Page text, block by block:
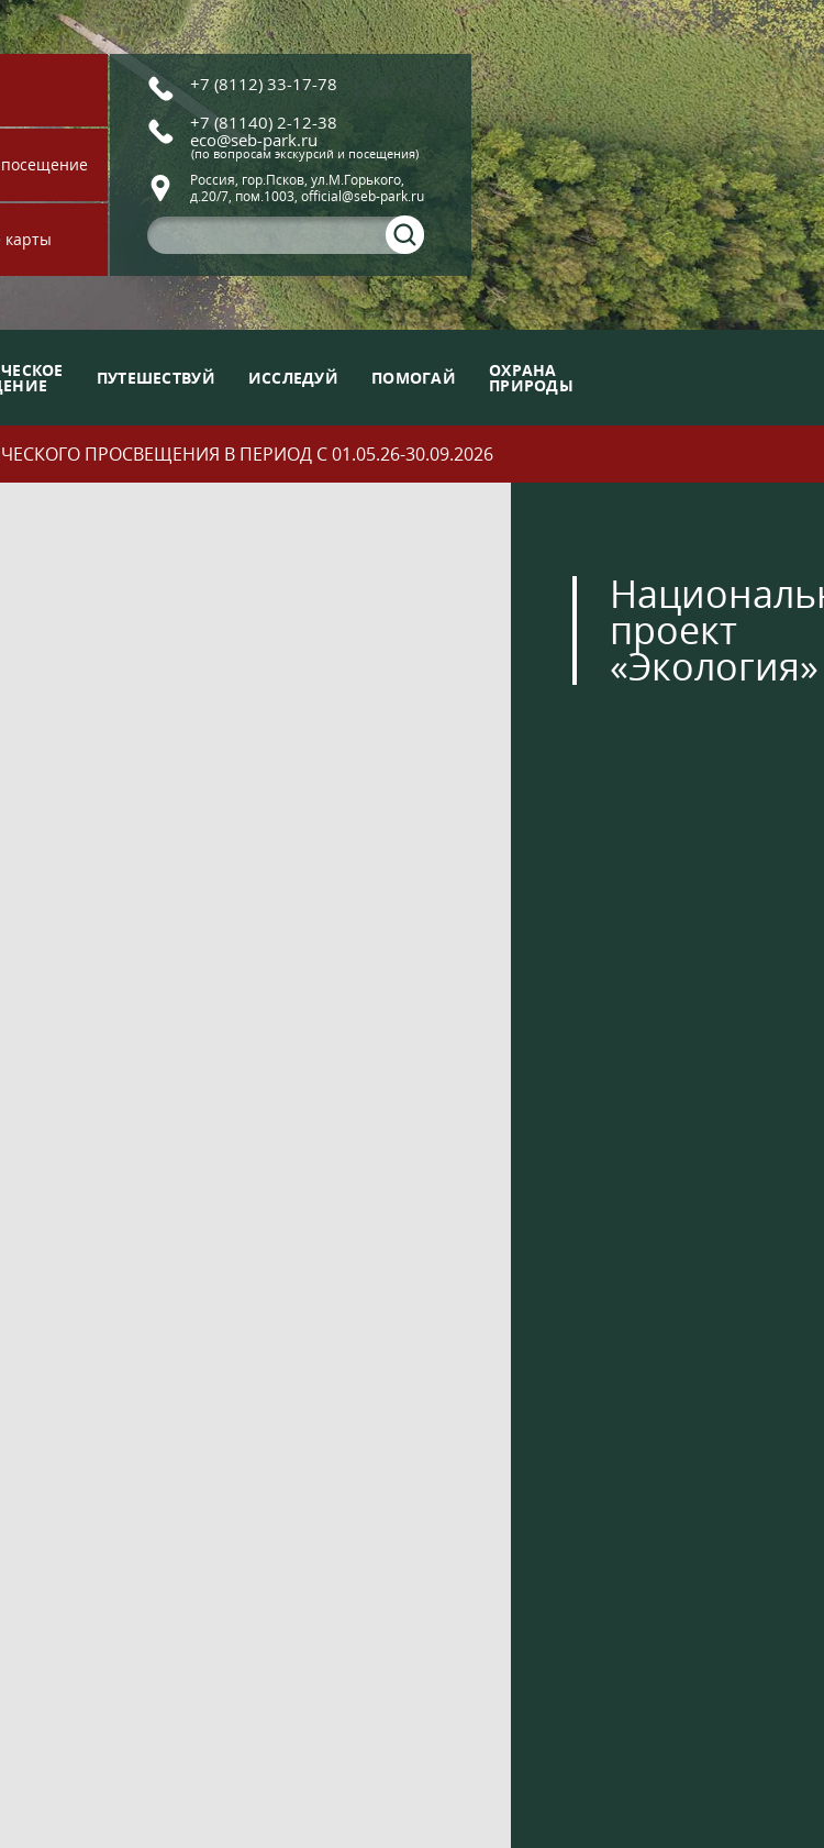
карты
+7 (8112) 33-17-78
+7 (81140) 2-12-38
eco@seb-park.ru
(по вопросам экскурсий и посещения)
Россия, гор.Псков, ул.М.Горького,
д.20/7, пом.1003, official@seb-park.ru
ПУТЕШЕСТВУЙ ИССЛЕДУЙ ПОМОГАЙ ОХРАНА
ПРИРОДЫ
ПРОСВЕЩЕНИЯ В ПЕРИОД С 01.05.26-30.09.2026
проект
«Экология»